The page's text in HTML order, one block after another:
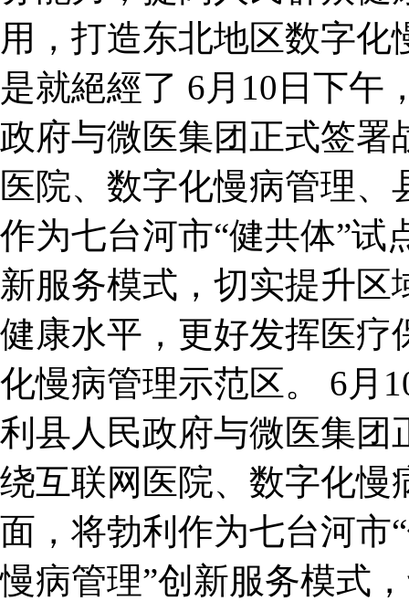
用，打造东北地区数字
是就絕經了 6月10日下午
政府与微医集团正式签署
医院、数字化慢病管理
作为七台河市“健共体”试
新服务模式，切实提升
健康水平，更好发挥医疗
化慢病管理示范区。 6月
利县人民政府与微医集团
绕互联网医院、数字化慢
面，将勃利作为七台河市
慢病管理”创新服务模式